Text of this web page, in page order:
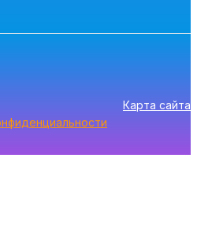
Карта сайта